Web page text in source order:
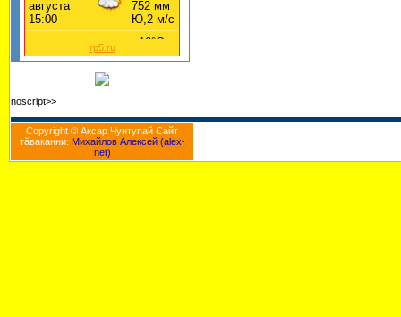
rp5.ru
noscript>>
Copyright © Аксар Чунтупай Cайт
тăваканни: Михайлов Алексей (alex-
net)